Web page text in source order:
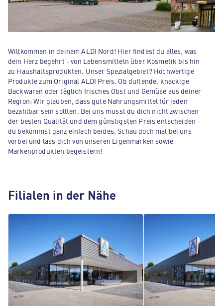
Willkommen in deinem ALDI Nord! Hier findest du alles, was
dein Herz begehrt - von Lebensmitteln über Kosmetik bis hin
zu Haushaltsprodukten. Unser Spezialgebiet? Hochwertige
Produkte zum Original ALDI Preis. Ob duftende, knackige
Backwaren oder täglich frisches Obst und Gemüse aus deiner
Region: Wir glauben, dass gute Nahrungsmittel für jeden
bezahlbar sein sollten. Bei uns musst du dich nicht zwischen
der besten Qualität und dem günstigsten Preis entscheiden -
du bekommst ganz einfach beides. Schau doch mal bei uns
vorbei und lass dich von unseren Eigenmarken sowie
Markenprodukten begeistern!
Filialen in der Nähe